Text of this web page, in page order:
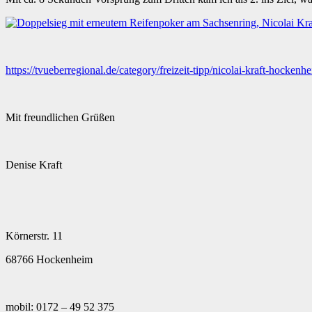
https://tvueberregional.de/category/freizeit-tipp/nicolai-kraft-
Mit freundlichen Grüßen
Denise Kraft
Körnerstr. 11
68766 Hockenheim
mobil: 0172 – 49 52 375